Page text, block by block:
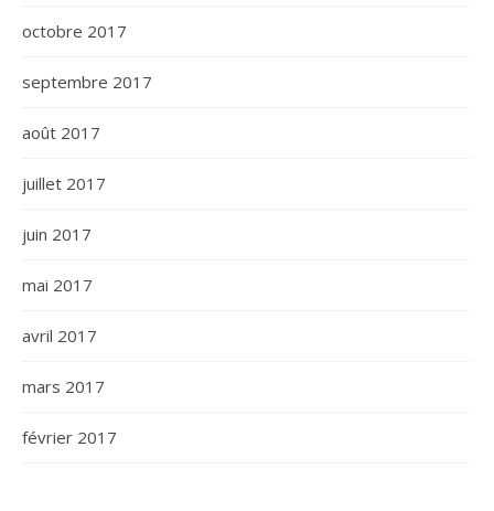
octobre 2017
septembre 2017
août 2017
juillet 2017
juin 2017
mai 2017
avril 2017
mars 2017
février 2017